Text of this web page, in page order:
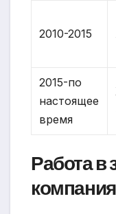
2010-2015
2015-по
настоящее
время
Работа